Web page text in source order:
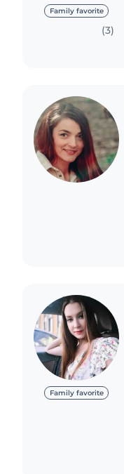
Family favorite
(3)
Family favorite